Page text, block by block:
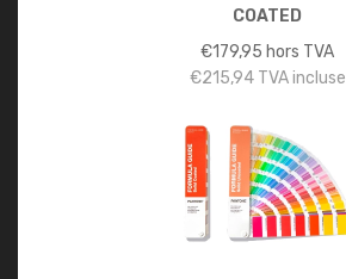
COATED
€179,95 hors TVA
€215,94TVA incluse